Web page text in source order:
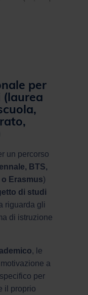
per
un percorso
BTS,
Erasmus)
di studi
riguarda gli
di istruzione
, le
a
per
il proprio